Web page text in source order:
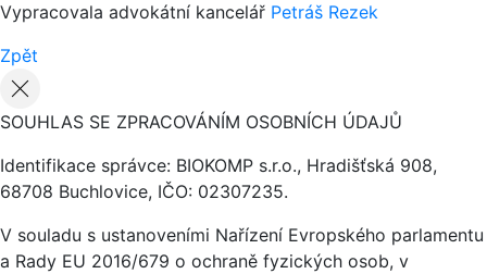
Vypracovala advokátní kancelář Petráš Rezek
Zpět
SOUHLAS SE ZPRACOVÁNÍM OSOBNÍCH ÚDAJŮ
Identifikace správce: BIOKOMP s.r.o., Hradišťská 908,
68708 Buchlovice, IČO: 02307235.
V souladu s ustanoveními Nařízení Evropského parlamentu
a Rady EU 2016/679 o ochraně fyzických osob, v